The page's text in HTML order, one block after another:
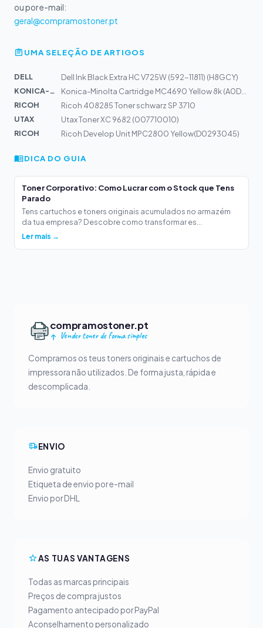
ou por e-mail:
geral@compramostoner.pt
UMA SELEÇÃO DE ARTIGOS
DELL
Dell Ink Black Extra HC V725W (592-11811) (H8GCY)
KONICA-MIN...
RICOH
Ricoh 408285 Toner schwarz SP 3710
UTAX
Utax Toner XC 9682 (007710010)
RICOH
Ricoh Develop Unit MPC2800 Yellow(D0293045)
DICA DO GUIA
Toner Corporativo: Como Lucrar com o Stock que Tens
Parado
Tens cartuchos e toners originais acumulados no armazém
da tua empresa? Descobre como transformar es...
Ler mais →
compramostoner.pt
Vender toner de forma simples
Compramos os teus toners originais e cartuchos de
impressora não utilizados. De forma justa, rápida e
descomplicada.
ENVIO
Envio gratuito
Etiqueta de envio por e-mail
Envio por DHL
AS TUAS VANTAGENS
Todas as marcas principais
Preços de compra justos
Pagamento antecipado por PayPal
Aconselhamento personalizado